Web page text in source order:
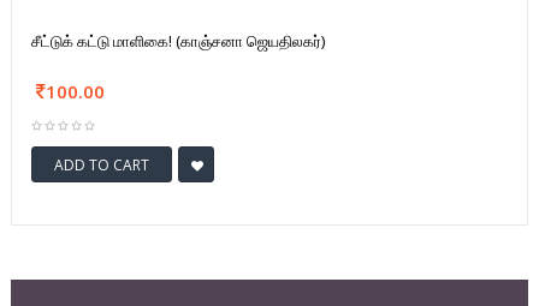
சீட்டுக் கட்டு மாளிகை! (காஞ்சனா ஜெயதிலகர்)
100.00
ADD TO CART